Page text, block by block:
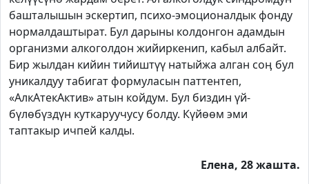
башталышын эскертип, психо-эмоционалдык фонду
нормалдаштырат. Бул дарыны колдонгон адамдын
организми алкоголдон жийиркенип, кабыл албайт.
Бир жылдан кийин тийиштүү натыйжа алган соӊ бул
уникалдуу табигат формуласын паттентеп,
«АлкАтекАктив» атын койдум. Бул биздин үй-
бүлөбүздүн куткаруучусу болду. Күйөөм эми
таптакыр ичпей калды.
Елена, 28 жашта.